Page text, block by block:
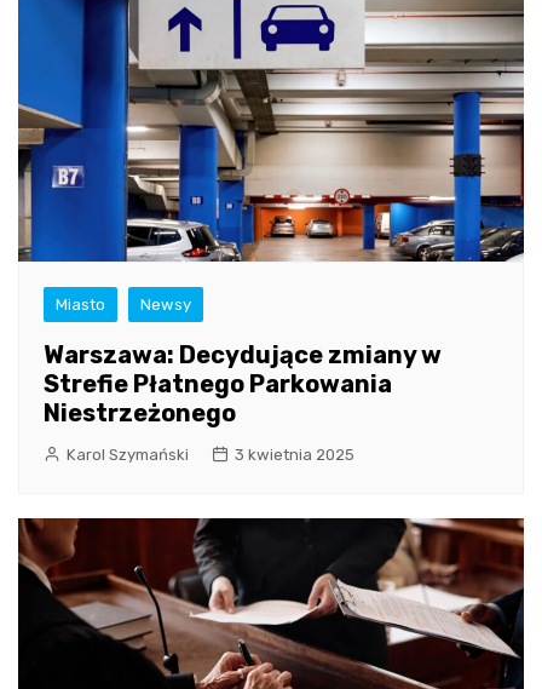
Miasto Newsy
Warszawa: Decydujące zmiany w
Strefie Płatnego Parkowania
Niestrzeżonego
Karol Szymański 3 kwietnia 2025